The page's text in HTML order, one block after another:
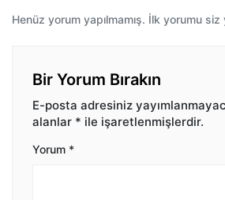
Henüz yorum yapılmamış. İlk yorumu siz
Bir Yorum Bırakın
E-posta adresiniz
alanlar * ile işaretlenmişlerdir.
Yorum *